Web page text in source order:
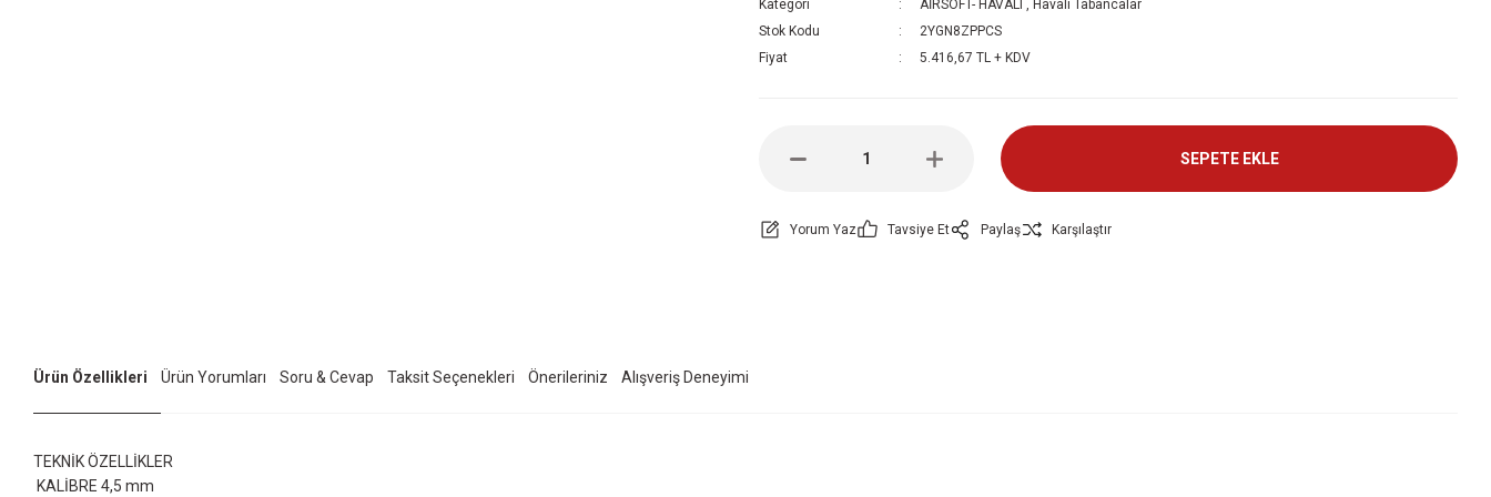
Kategori AİRSOFT- HAVALI , Havalı Tabancalar
Stok Kodu
2YGN8ZPPCS
Fiyat
5.416,67 TL + KDV
SEPETE EKLE
Yorum Yaz Tavsiye Et Paylaş Karşılaştır
Ürün Özellikleri Ürün Yorumları Soru & Cevap Taksit Seçenekleri Önerileriniz Alışveriş Deneyimi
TEKNİK ÖZELLİKLER
KALİBRE 4,5 mm